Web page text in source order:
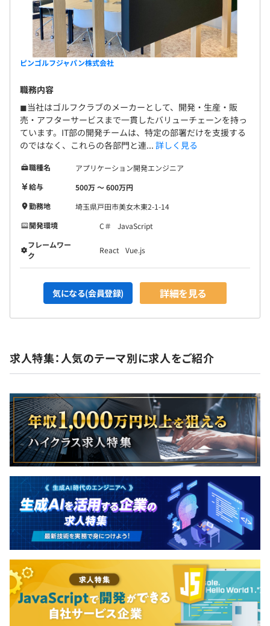
ピンゴルフジャパン株式会社
職務内容
◼︎当社はゴルフクラブのメーカーとして、開発・生産・販
売・アフターサービスまで一貫したバリューチェーンを持っ
ています。IT部の開発チームは、特定の部署だけを支援する
のではなく、これらの各部門と連... 詳しく見る
職種名
アプリケーション開発エンジニア
給与
500万 〜 600万円
勤務地
埼玉県戸田市美女木東2-1-14
開発環境
C＃
JavaScript
フレームワー
ク
React Vue.js
気になる(会員登録) 詳細を見る
求人特集：人気のテーマ別に求人をご紹介